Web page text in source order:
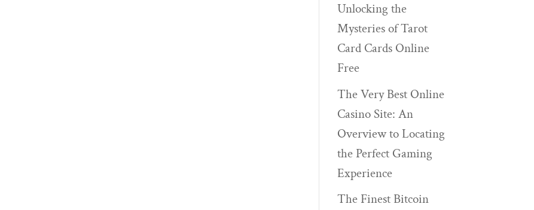
Unlocking the
Mysteries of Tarot
Card Cards Online
Free
The Very Best Online
Casino Site: An
Overview to Locating
the Perfect Gaming
Experience
The Finest Bitcoin